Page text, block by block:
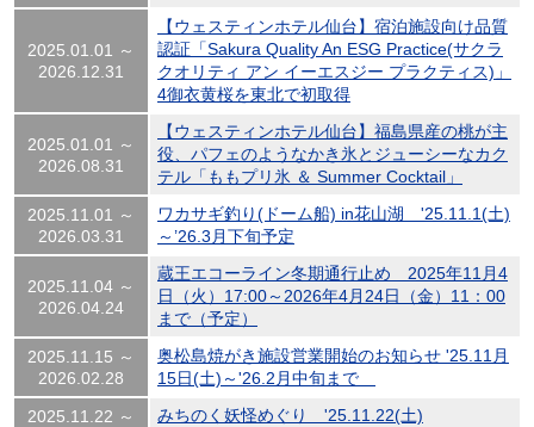
2025.01.01 ～
2026.12.31
【ウェスティンホテル仙台】宿泊施設向け品質
認証「Sakura Quality An ESG Practice(サクラ
クオリティ アン イーエスジー プラクティス)」
4御衣黄桜を東北で初取得
2025.01.01 ～
2026.08.31
【ウェスティンホテル仙台】福島県産の桃が主
役、パフェのようなかき氷とジューシーなカク
テル「ももプリ氷 ＆ Summer Cocktail」
2025.11.01 ～
2026.03.31
ワカサギ釣り(ドーム船) in花山湖 '25.11.1(土)
～’26.3月下旬予定
2025.11.04 ～
2026.04.24
蔵王エコーライン冬期通行止め 2025年11月4
日（火）17:00～2026年4月24日（金）11：00
まで（予定）
2025.11.15 ～
2026.02.28
奥松島焼がき施設営業開始のお知らせ '25.11月
15日(土)～'26.2月中旬まで
2025.11.22 ～
みちのく妖怪めぐり '25.11.22(土)